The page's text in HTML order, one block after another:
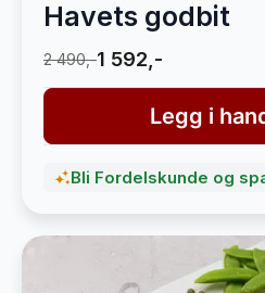
Havets godbit
2 490,-1 592,-
Legg i
Bli Fordelskunde og